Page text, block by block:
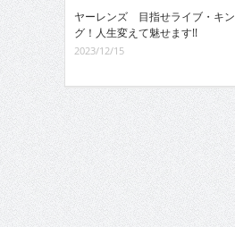
ヤーレンズ 目指せライブ・キン
グ！人生変えて魅せます!!
2023/12/15